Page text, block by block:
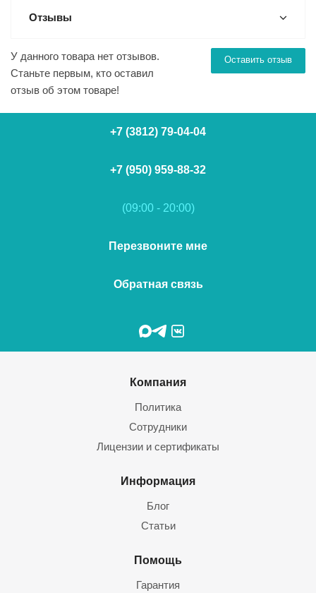
Отзывы
Оставить отзыв
У данного товара нет отзывов.
Станьте первым, кто оставил
отзыв об этом товаре!
+7 (3812) 79-04-04
+7 (950) 959-88-32
(09:00 - 20:00)
Перезвоните мне
Обратная связь
Компания
Политика
Сотрудники
Лицензии и сертификаты
Информация
Блог
Статьи
Помощь
Гарантия